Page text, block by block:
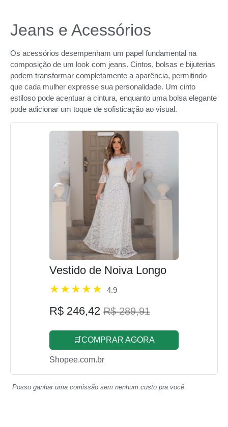
Jeans e Acessórios
Os acessórios desempenham um papel fundamental na
composição de um look com jeans. Cintos, bolsas e bijuterias
podem transformar completamente a aparência, permitindo
que cada mulher expresse sua personalidade. Um cinto
estiloso pode acentuar a cintura, enquanto uma bolsa elegante
pode adicionar um toque de sofisticação ao visual.
Vestido de Noiva Longo
4.9
R$ 246,42 R$ 289,91
🛒COMPRAR AGORA
Shopee.com.br
Posso ganhar uma comissão sem nenhum custo pra você.